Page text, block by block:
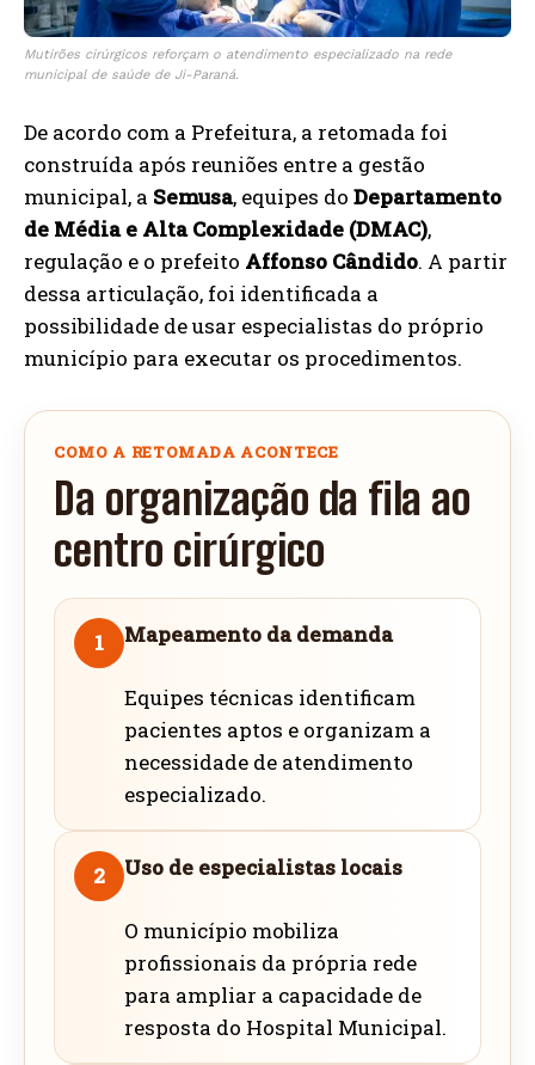
Mutirões cirúrgicos reforçam o atendimento especializado na rede
municipal de saúde de Ji-Paraná.
De acordo com a Prefeitura, a retomada foi
construída após reuniões entre a gestão
municipal, a Semusa, equipes do Departamento
de Média e Alta Complexidade (DMAC),
regulação e o prefeito Affonso Cândido. A partir
dessa articulação, foi identificada a
possibilidade de usar especialistas do próprio
município para executar os procedimentos.
COMO A RETOMADA ACONTECE
Da organização da fila ao
centro cirúrgico
1 Mapeamento da demanda
Equipes técnicas identificam
pacientes aptos e organizam a
necessidade de atendimento
especializado.
2 Uso de especialistas locais
O município mobiliza
profissionais da própria rede
para ampliar a capacidade de
resposta do Hospital Municipal.